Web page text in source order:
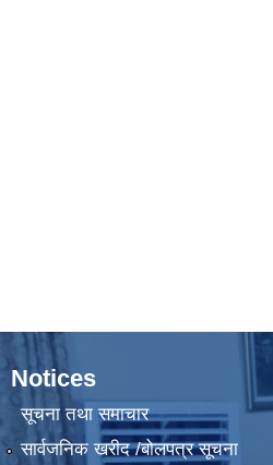
Notices
सूचना तथा समाचार
सार्वजनिक खरीद /बोलपत्र सूचना